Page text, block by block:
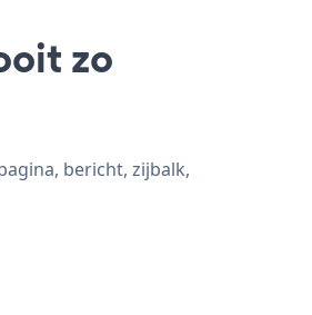
zo
bericht, zijbalk,